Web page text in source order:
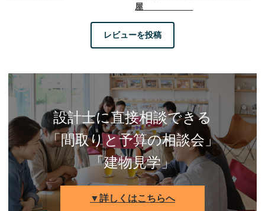
屋
レビューを投稿
設計士に直接相談できる
「間取りと予算の相談会」
「建物見学」
▼詳しくはこちらへ